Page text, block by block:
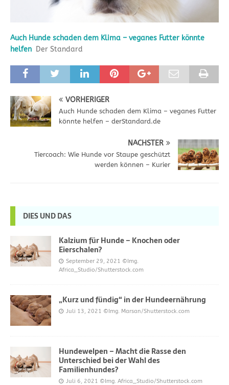
Auch Hunde schaden dem Klima – veganes Futter könnte
helfen Der Standard
VORHERIGER
Auch Hunde schaden dem Klima – veganes Futter
könnte helfen – derStandard.de
NÄCHSTER
Tiercoach: Wie Hunde vor Staupe geschützt
werden können – Kurier
DIES UND DAS
Kalzium für Hunde – Knochen oder
Eierschalen?
September 29, 2021 ©Img.
Africa_Studio/Shutterstock.com
„Kurz und fündig“ in der Hundeernährung
Juli 13, 2021 ©Img. Marsan/Shutterstock.com
Hundewelpen – Macht die Rasse den
Unterschied bei der Wahl des
Familienhundes?
Juli 6, 2021 ©Img. Africa_Studio/Shutterstock.com